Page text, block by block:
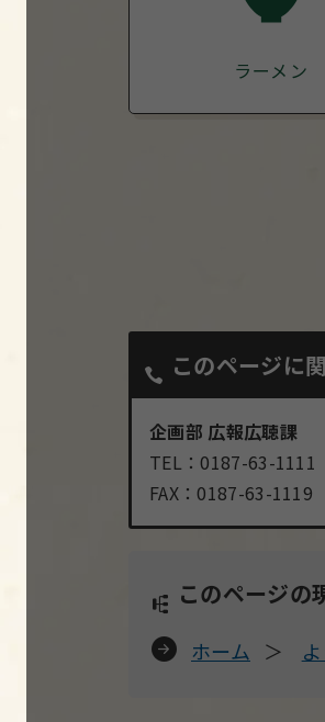
ラーメン
このページに
企画部 広報広聴課
TEL：0187-63-1111
FAX：0187-63-1119
このページの
ホーム